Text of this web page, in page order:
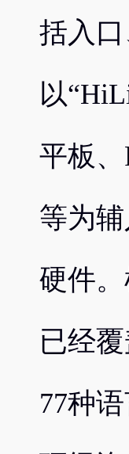
括入
以
平板
等为
硬件
已经
77种